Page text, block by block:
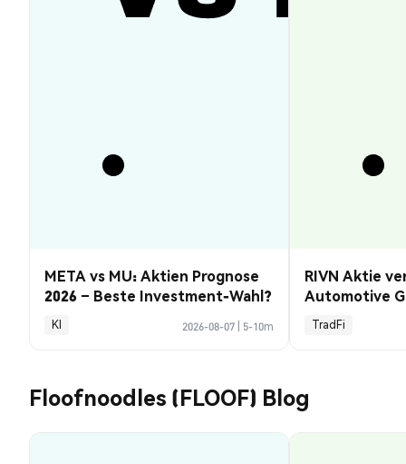
META vs MU: Aktien Prognose
2026 – Beste Investment-Wahl?
KI 2026-08-07 5-10m
RIVN Aktie
Automotive
TradFi
Floofnoodles (FLOOF) Blog